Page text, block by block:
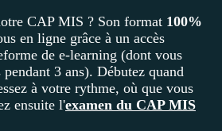
CAP MIS ? Son format 100%
en ligne grâce à un accès
de e-learning (dont vous
pendant 3 ans). Débutez quand
à votre rythme, où que vous
ensuite l'examen du CAP MIS